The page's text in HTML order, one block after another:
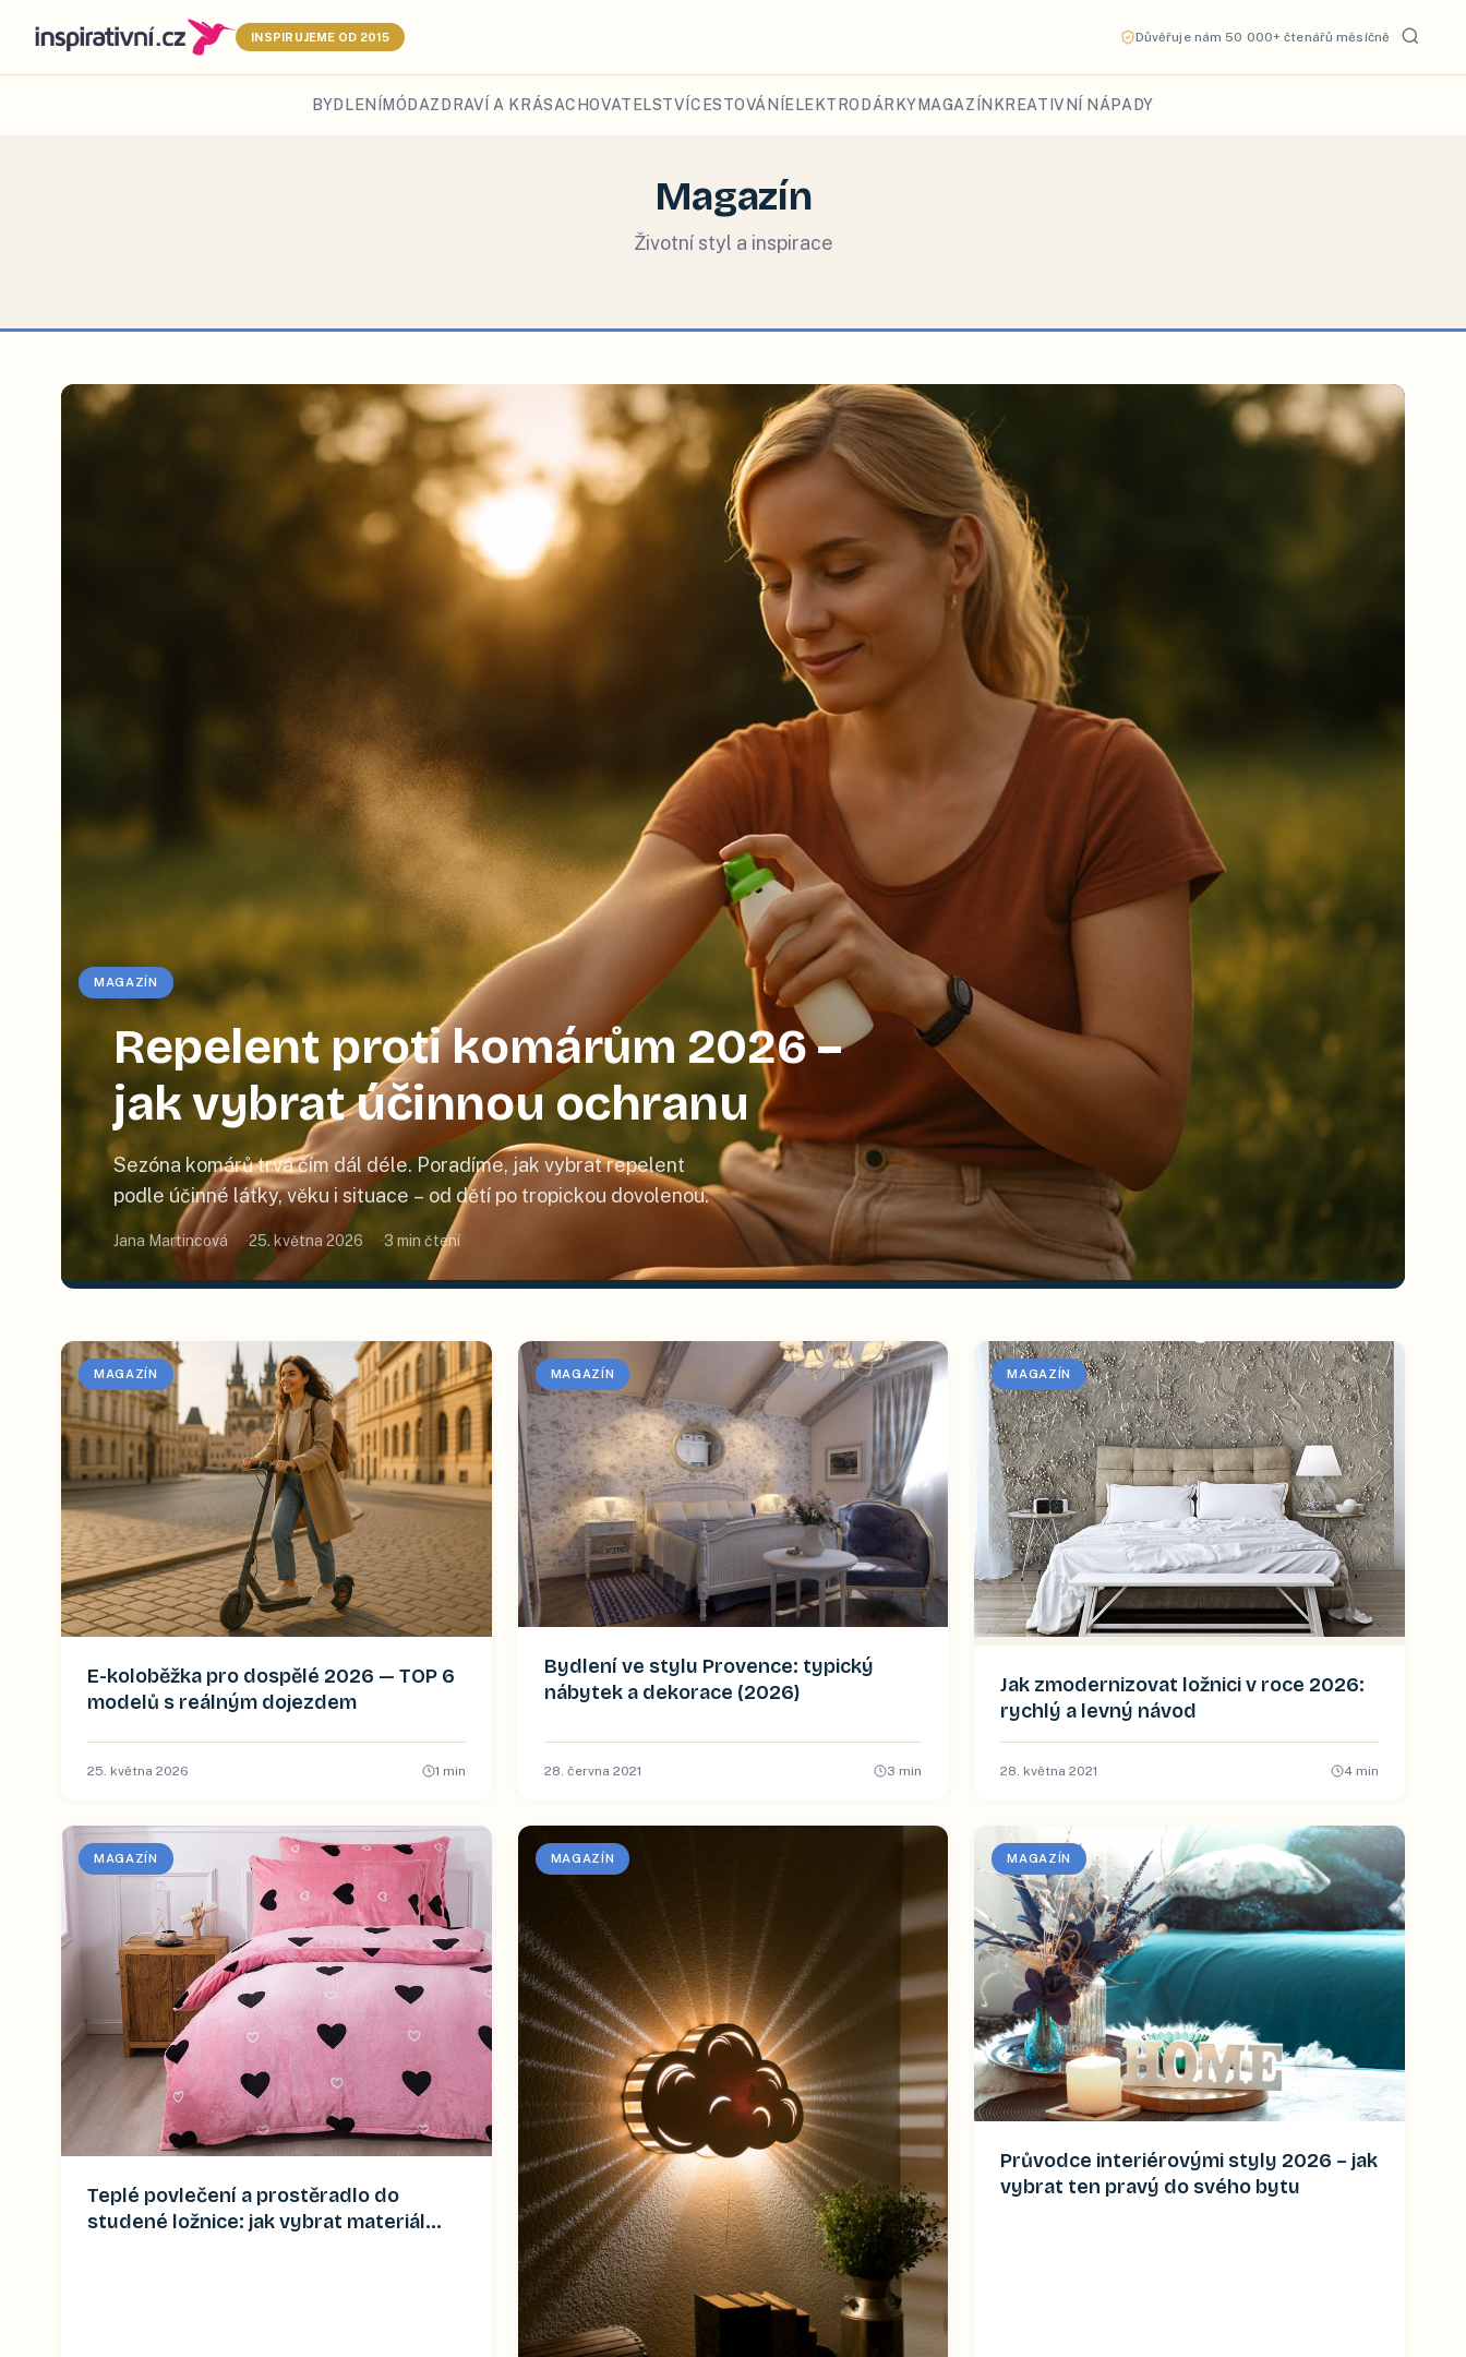
INSPIRUJEME OD 2015 Důvěřuje nám 50 000+ čtenářů měsíčně
BYDLENÍ MÓDAZDRAVÍ A KRÁSACHOVATELSTVÍCESTOVÁNÍ ELEKTRO DÁRKY MAGAZÍN KREATIVNÍ NÁPADY
Magazín
Životní styl a inspirace
MAGAZÍN
Repelent proti komárům 2026 –
jak vybrat účinnou ochranu
Sezóna komárů trvá čím dál déle. Poradíme, jak vybrat repelent
podle účinné látky, věku i situace – od dětí po tropickou dovolenou.
Jana Martincová 25. května 2026 3 min čtení
MAGAZÍN
E-koloběžka pro dospělé 2026 — TOP 6
modelů s reálným dojezdem
25. května 2026 1 min
MAGAZÍN
Bydlení ve stylu Provence: typický
nábytek a dekorace (2026)
28. června 2021 3 min
MAGAZÍN
Jak zmodernizovat ložnici v roce 2026:
rychlý a levný návod
28. května 2021 4min
MAGAZÍN
Teplé povlečení a prostěradlo do
studené ložnice: jak vybrat materiál
MAGAZÍN MAGAZÍN
Průvodce interiérovými styly 2026 – jak
vybrat ten pravý do svého bytu